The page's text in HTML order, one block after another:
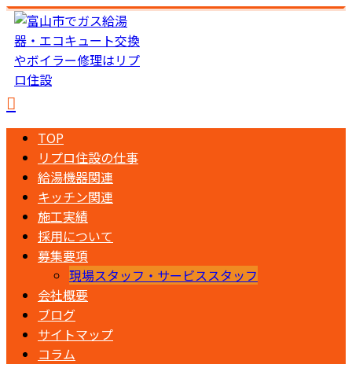
TOP
リプロ住設の仕事
給湯機器関連
キッチン関連
施工実績
採用について
募集要項
現場スタッフ・サービススタッフ
会社概要
ブログ
サイトマップ
コラム